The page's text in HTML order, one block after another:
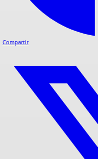
Compartir